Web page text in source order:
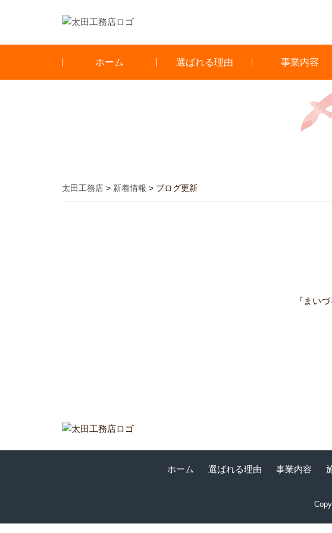
ホーム 選ばれる理由 事業内容
太田工務店 > 新着情報 > ブログ更新
『まい
ホーム 選ばれる理由 事業内容